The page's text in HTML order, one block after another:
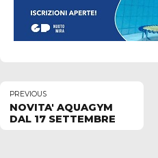
PREVIOUS
NOVITA' AQUAGYM
DAL 17 SETTEMBRE